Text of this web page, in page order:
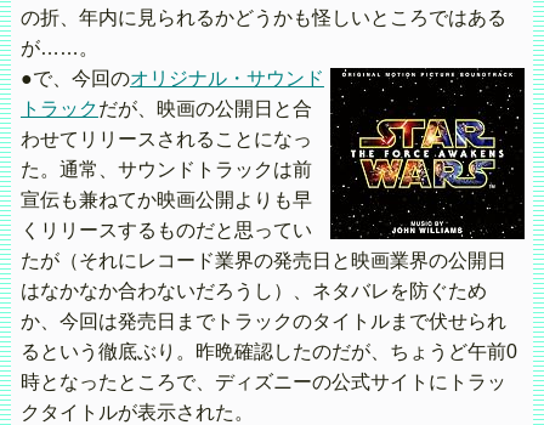
の折、年内に見られるかどうかも怪しいところではある
が……。
●で、今回のオリジナル・サウンド
トラックだが、映画の公開日と合
わせてリリースされることになっ
た。通常、サウンドトラックは前
宣伝も兼ねてか映画公開よりも早
くリリースするものだと思ってい
たが（それにレコード業界の発売日と映画業界の公開日
はなかなか合わないだろうし）、ネタバレを防ぐため
か、今回は発売日までトラックのタイトルまで伏せられ
るという徹底ぶり。昨晩確認したのだが、ちょうど午前0
時となったところで、ディズニーの公式サイトにトラッ
クタイトルが表示された。